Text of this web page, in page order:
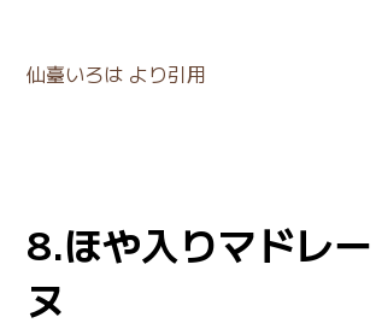
仙臺いろは より引用
8.ほや入りマドレー
ヌ